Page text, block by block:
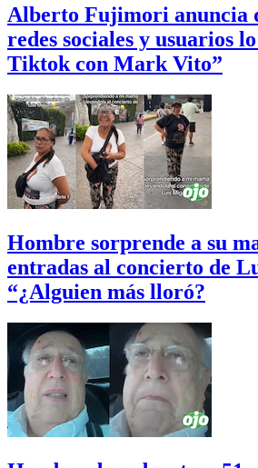
Alberto Fujimori anuncia
redes sociales y usuarios
Tiktok con Mark Vito”
Hombre sorprende a su
entradas al concierto de
“¿Alguien más lloró?